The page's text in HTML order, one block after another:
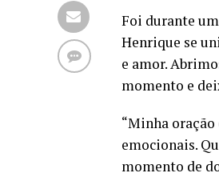
Foi durante
Henrique se
e amor.
momento e
“Minha oração
emocionais.
momento de